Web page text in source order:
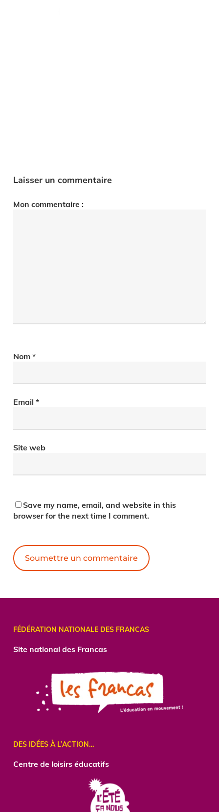
Laisser un commentaire
Mon commentaire :
Nom *
Email *
Site web
Save my name, email, and website in this
browser for the next time I comment.
FÉDÉRATION NATIONALE DES FRANCAS
Site national des Francas
DES IDÉES À L’ACTION…
Centrede loisirs éducatifs